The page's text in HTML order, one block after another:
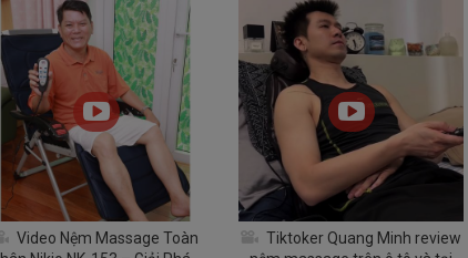
Video Nệm Massage Toàn
Tiktoker Quang Minh review